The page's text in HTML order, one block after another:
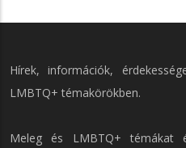
Hírek, információk,
LMBTQ+ témakörökben.
Meleg és LMBTQ+ témákat